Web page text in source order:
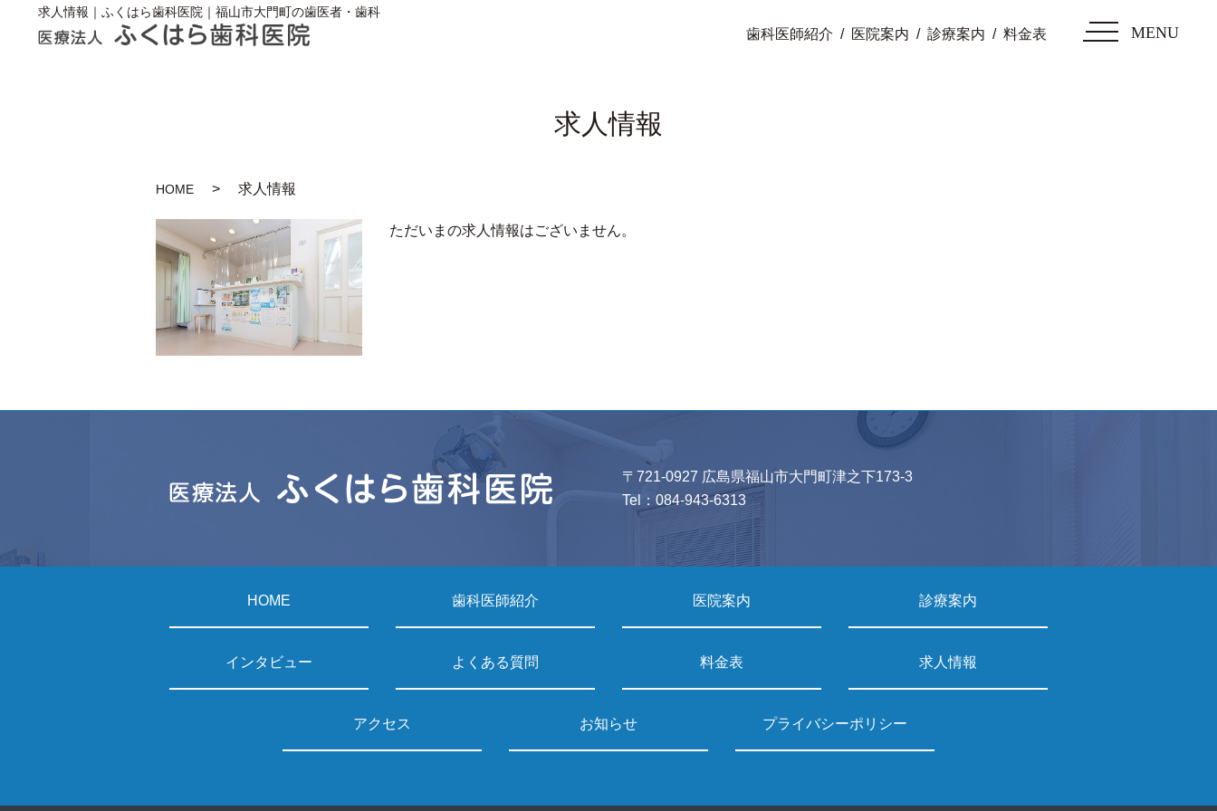
求人情報｜ふくはら歯科医院｜福山市大門町の歯医者・歯科
歯科医師紹介 医院案内 診療案内 料金表 MENU
求人情報
HOME 求人情報
ただいまの求人情報はございません。
〒721-0927 広島県福山市大門町津之下173-3
Tel： 084-943-6313
HOME 歯科医師紹介 医院案内 診療案内
インタビュー よくある質問 料金表 求人情報
アクセス お知らせ プライバシーポリシー